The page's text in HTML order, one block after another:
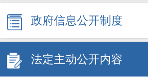
政府信息公开制度
法定主动公开内容